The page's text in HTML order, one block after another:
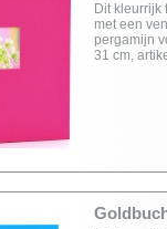
Dit kleurrijk
met een
pergamijn
31 cm,